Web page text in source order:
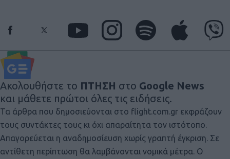
Ακολουθήστε το ΠΤΗΣΗ στο Google News
και μάθετε πρώτοι όλες τις ειδήσεις.
Τα άρθρα που δημοσιεύονται στο flight.com.gr εκφράζουν
τους συντάκτες τους κι όχι απαραίτητα τον ιστότοπο.
Απαγορεύεται η αναδημοσίευση χωρίς γραπτή έγκριση. Σε
αντίθετη περίπτωση θα λαμβάνονται νομικά μέτρα. Ο